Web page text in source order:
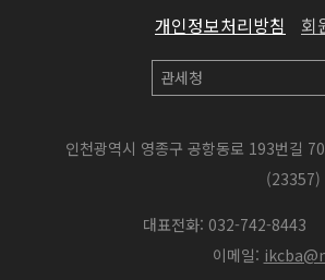
개인정보처리방침 회
인천광역시 영종구 공항동로 193번길
(23357)
대표전화: 032-742-8443
이메일: